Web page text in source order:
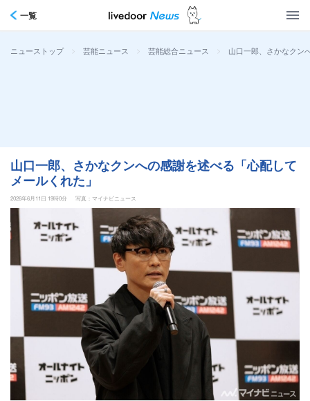
一覧
ニューストップ > 芸能ニュース > 芸能総合ニュース > 山口一郎、さかなクン
山口一郎、さかなクンへの感謝を述べる「心配して
メールくれた」
2026年6月11日 19時0分 写真：マイナビニュース